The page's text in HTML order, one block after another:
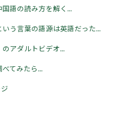
語の読み方を解く...
いう言葉の語源は英語だった...
アダルトビデオ...
てみたら...